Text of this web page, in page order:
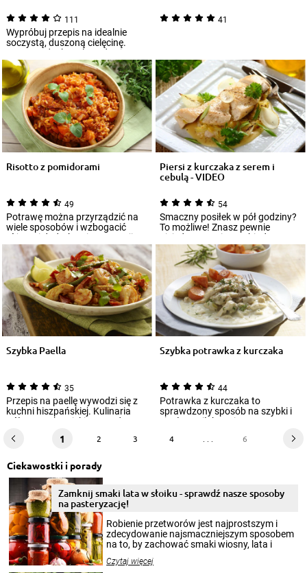
111
Wypróbuj przepis na idealnie
soczystą, duszoną cielęcinę.
Potrawa doskonale nada się na
wykwintny...
41
Risotto z pomidorami
49
Potrawę można przyrządzić na
wiele sposobów i wzbogacić
różnymi dodatkami – w wersji z
tego przep...
Piersi z kurczaka z serem i
cebulą - VIDEO
54
Smaczny posiłek w pół godziny?
To możliwe! Znasz pewnie
niejeden przepis na obiad z
piersią z kur...
Szybka Paella
35
Przepis na paellę wywodzi się z
kuchni hiszpańskiej. Kulinaria
Półwyspu Iberyjskiego trudno
Szybka potrawka z kurczaka
44
Potrawka z kurczaka to
sprawdzony sposób na szybki i
ciepły posiłek z mięsa oraz
1 2 3 4 6
Ciekawostki i porady
Zamknij smaki lata w słoiku - sprawdź nasze sposoby
na pasteryzację!
Robienie przetworów jest najprostszym i
zdecydowanie najsmaczniejszym sposobem
na to, by zachować smaki wiosny, lata i
krajobrazów, by cieszyć nimi oko w sezonie
Czytaj więcej